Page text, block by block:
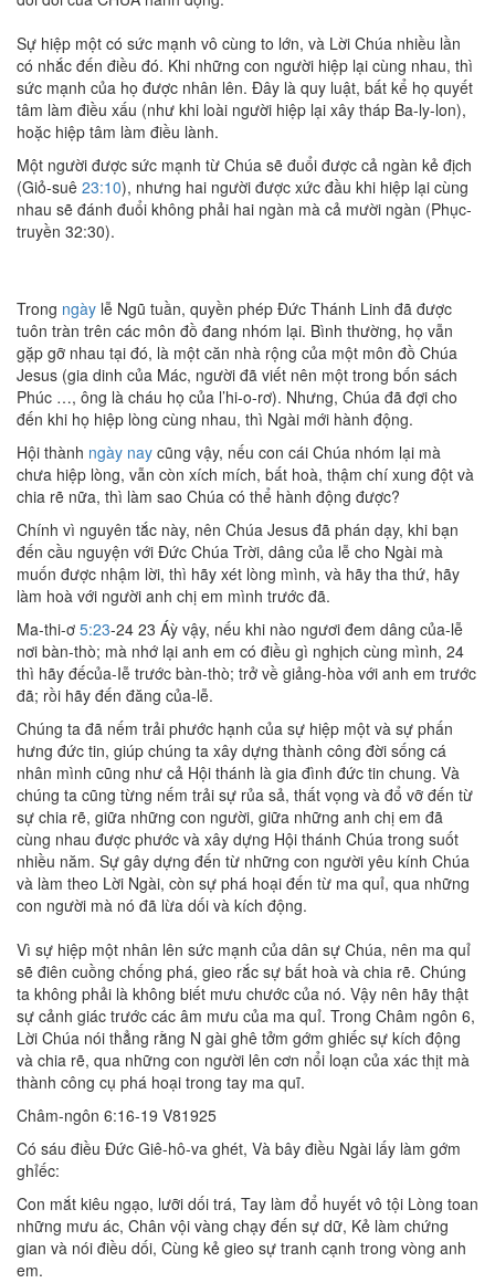
Sự hiệp một có sức mạnh vô cùng to lớn, và Lời Chúa nhiều lần
có nhắc đến điều đó. Khi những con người hiệp lại cùng nhau, thì
sức mạnh của họ được nhân lên. Đây là quy luật, bất kể họ quyết
tâm làm điều xấu (như khi loài người hiệp lại xây tháp Ba-ly-lon),
hoặc hiệp tâm làm điều lành.
Một người được sức mạnh từ Chúa sẽ đuổi được cả ngàn kẻ địch
(Giỏ-suê 23:10), nhưng hai người được xức đầu khi hiệp lại cùng
nhau sẽ đánh đuổi không phải hai ngàn mà cả mười ngàn (Phục-
truyền 32:30).
Trong ngày lễ Ngũ tuần, quyền phép Đức Thánh Linh đã được
tuôn tràn trên các môn đồ đang nhóm lại. Bình thường, họ vẫn
gặp gỡ nhau tại đó, là một căn nhà rộng của một môn đồ Chúa
Jesus (gia dinh của Mác, người đã viết nên một trong bốn sách
Phúc …, ông là cháu họ của l’hi-o-rơ). Nhưng, Chúa đã đợi cho
đến khi họ hiệp lòng cùng nhau, thì Ngài mới hành động.
Hội thành ngày nay cũng vậy, nếu con cái Chúa nhóm lại mà
chưa hiệp lòng, vẫn còn xích mích, bất hoà, thậm chí xung đột và
chia rẽ nữa, thì làm sao Chúa có thể hành động được?
Chính vì nguyên tắc này, nên Chúa Jesus đã phán dạy, khi bạn
đến cầu nguyện với Đức Chúa Trời, dâng của lễ cho Ngài mà
muốn được nhậm lời, thì hãy xét lòng mình, và hãy tha thứ, hãy
làm hoà với người anh chị em mình trước đã.
Ma-thi-ơ 5:23-24 23 Áỳ vậy, nếu khi nào ngươi đem dâng của-lễ
nơi bàn-thò; mà nhớ lại anh em có điều gì nghịch cùng mình, 24
thì hãy đếcủa-Iễ trước bàn-thò; trở về giảng-hòa với anh em trước
đã; rồi hãy đến đăng của-lễ.
Chúng ta đã nếm trải phước hạnh của sự hiệp một và sự phấn
hưng đức tin, giúp chúng ta xây dựng thành công đời sống cá
nhân mình cũng như cả Hội thánh là gia đình đức tin chung. Và
chúng ta cũng từng nếm trải sự rủa sả, thất vọng và đổ vỡ đến từ
sự chia rẽ, giữa những con người, giữa những anh chị em đã
cùng nhau được phước và xây dựng Hội thánh Chúa trong suốt
nhiều năm. Sự gây dựng đến từ những con người yêu kính Chúa
và làm theo Lời Ngài, còn sự phá hoại đến từ ma quỉ, qua những
con người mà nó đã lừa dối và kích động.
Vì sự hiệp một nhân lên sức mạnh của dân sự Chúa, nên ma quỉ
sẽ điên cuồng chống phá, gieo rắc sự bất hoà và chia rẽ. Chúng
ta không phải là không biết mưu chước của nó. Vậy nên hãy thật
sự cảnh giác trước các âm mưu của ma quỉ. Trong Châm ngôn 6,
Lời Chúa nói thẳng rằng N gài ghê tởm gớm ghiếc sự kích động
và chia rẽ, qua những con người lên cơn nổi loạn của xác thịt mà
thành công cụ phá hoại trong tay ma quĩ.
Châm-ngôn 6:16-19 V81925
Có sáu điều Đức Giê-hô-va ghét, Và bây điều Ngài lấy làm gớm
ghỉếc:
Con mắt kiêu ngạo, lưỡi dối trá, Tay làm đổ huyết vô tội Lòng toan
những mưu ác, Chân vội vàng chạy đến sự dữ, Kẻ làm chứng
gian và nói điều dối, Cùng kẻ gieo sự tranh cạnh trong vòng anh
em.